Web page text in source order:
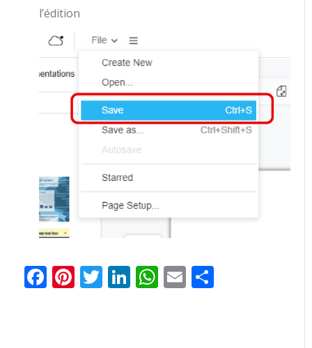
l’édition
Facebook
Pinterest
Twitter
LinkedIn
WhatsApp
Email